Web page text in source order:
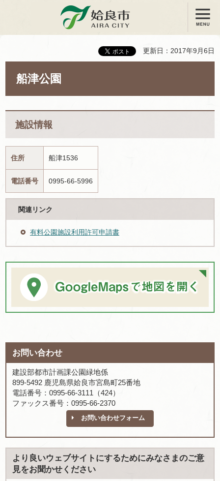
姶良市 メニュー
更新日：2017年9月6日
船津公園
施設情報
住所 船津1536
電話番号 0995-66-5996
関連リンク
有料公園施設利用許可申請書
お問い合わせ
建設部都市計画課公園緑地係
899-5492 鹿児島県姶良市宮島町25番地
電話番号：0995-66-3111（424）
ファックス番号：0995-66-2370
お問い合わせフォーム
より良いウェブサイトにするためにみなさまのご意
見をお聞かせください